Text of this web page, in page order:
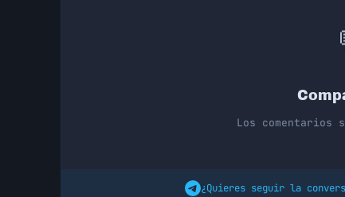
Los
¿Quieres seguir la